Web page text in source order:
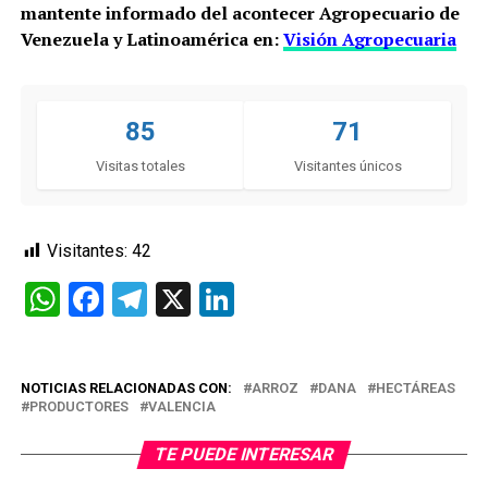
mantente informado del acontecer Agropecuario de
Venezuela y Latinoamérica en:Visión Agropecuaria
85
Visitas totales
71
Visitantes únicos
Visitantes: 42
WhatsApp
Facebook
Telegram
X LinkedIn
NOTICIAS RELACIONADAS CON: ARROZ DANA
HECTÁREAS
PRODUCTORES
VALENCIA
TE PUEDE INTERESAR